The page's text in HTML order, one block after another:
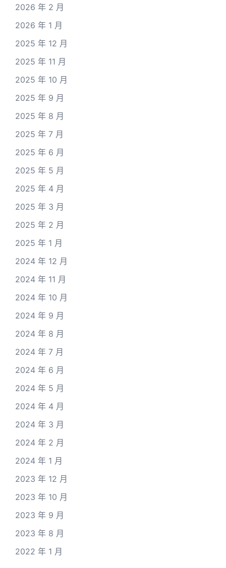
2026 年 2 月
2026 年 1 月
2025 年 12 月
2025 年 11 月
2025 年 10 月
2025 年 9 月
2025 年 8 月
2025 年 7 月
2025 年 6 月
2025 年 5 月
2025 年 4 月
2025 年 3 月
2025 年 2 月
2025 年 1 月
2024 年 12 月
2024 年 11 月
2024 年 10 月
2024 年 9 月
2024 年 8 月
2024 年 7 月
2024 年 6 月
2024 年 5 月
2024 年 4 月
2024 年 3 月
2024 年 2 月
2024 年 1 月
2023 年 12 月
2023 年 10 月
2023 年 9 月
2023 年 8 月
2022 年 1 月